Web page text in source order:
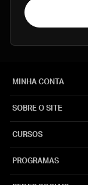
MINHA CONTA
SOBRE O SITE
CURSOS
PROGRAMAS